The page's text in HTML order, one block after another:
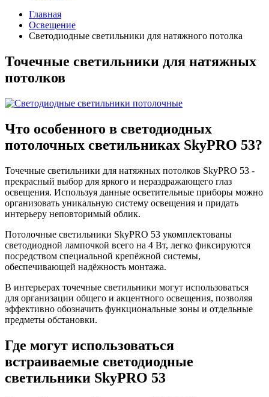
Главная
Освещение
Светодиодные светильники для натяжного потолка
Точечные светильники для натяжных
потолков
Что особенного в светодиодных
потолочных светильниках SkyPRO 53?
Точечные светильники для натяжных потолков SkyPRO 53 -
прекрасный выбор для яркого и нераздражающего глаз
освещения. Используя данные осветительные приборы можно
организовать уникальную систему освещения и придать
интерьеру неповторимый облик.
Потолочные светильники SkyPRO 53 укомплектованы
светодиодной лампочкой всего на 4 Вт, легко фиксируются
посредством специальной крепёжной системы,
обеспечивающей надёжность монтажа.
В интерьерах точечные светильники могут использоваться
для организации общего и акцентного освещения, позволяя
эффективно обозначить функциональные зоны и отдельные
предметы обстановки.
Где могут использоваться
встраиваемые светодиодные
светильники SkyPRO 53